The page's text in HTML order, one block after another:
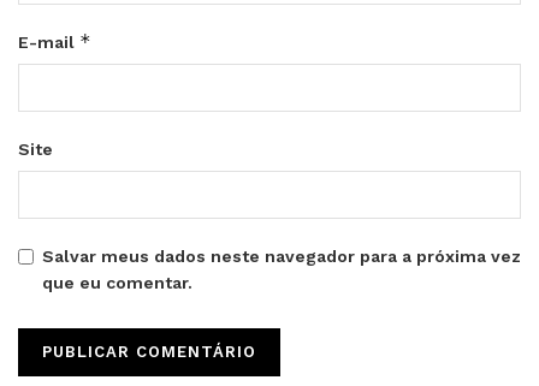
E-mail *
Site
Salvar meus dados neste navegador para a próxima vez
que eu comentar.